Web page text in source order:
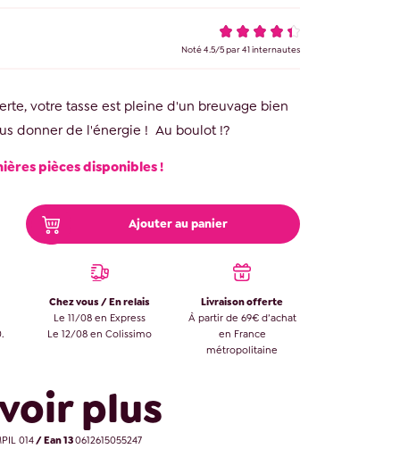
Noté4.5/5par41internautes
votre tasse est pleine d'un breuvage bien
donner de l'énergie ! Au boulot !?
pièces disponibles !
Ajouter au panier
Chez vous / En relais
Le 11/08 en Express
Le 12/08 en Colissimo
Livraison offerte
À partir de 69€ d’achat
en France
métropolitaine
plus
014/ Ean 130612615055247